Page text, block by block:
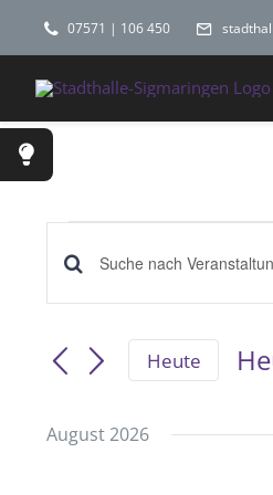
springen
07571 | 106 450
und
Navigation
Bitte
Schlüsselwort
eingeben.
Suche
Veranstaltungen
Heute
August 2026